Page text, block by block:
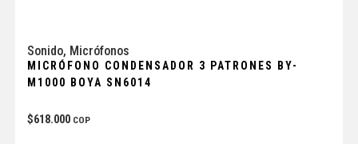
Sonido, Micrófonos
MICRÓFONO CONDENSADOR 3 PATRONES BY-
M1000 BOYA SN6014
$618.000 COP